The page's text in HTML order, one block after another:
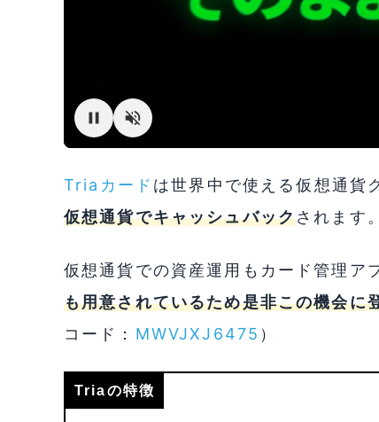
Triaカード は世界中で使える仮想通
仮想通貨でキャッシュバックされます。
仮想通貨での資産運用もカード管理ア
も用意されているため是非この機会に
コード： MWVJXJ6475 ）
Triaの特徴